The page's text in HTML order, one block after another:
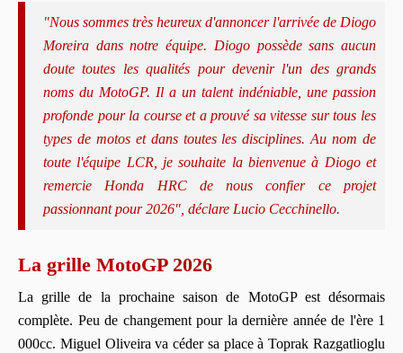
"Nous sommes très heureux d'annoncer l'arrivée de Diogo
Moreira dans notre équipe. Diogo possède sans aucun
doute toutes les qualités pour devenir l'un des grands
noms du MotoGP. Il a un talent indéniable, une passion
profonde pour la course et a prouvé sa vitesse sur tous les
types de motos et dans toutes les disciplines. Au nom de
toute l'équipe LCR, je souhaite la bienvenue à Diogo et
remercie Honda HRC de nous confier ce projet
passionnant pour 2026", déclare Lucio Cecchinello.
La grille MotoGP 2026
La grille de la prochaine saison de MotoGP est désormais
complète. Peu de changement pour la dernière année de l'ère 1
000cc. Miguel Oliveira va céder sa place à Toprak Razgatlioglu